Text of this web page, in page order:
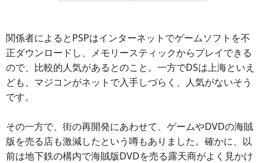
関係者によるとPSPはインターネットでゲームソフトを不
正ダウンロードし、メモリースティックからプレイできる
ので、比較的人気があるとのこと。一方でDSは上海といえ
ども、マジコンがネットで入手しづらく、人気がないそう
です。
その一方で、街の再開発にあわせて、ゲームやDVDの海賊
版を売る店も激減したという噂もありました。確かに、以
前は地下鉄の構内で海賊版DVDを売る露天商がよく見かけ